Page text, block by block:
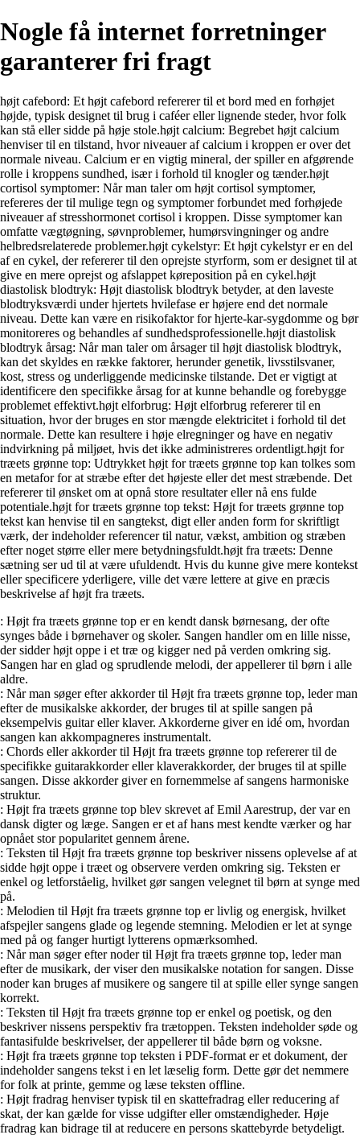
Nogle få internet forretninger
garanterer fri fragt
højt cafebord: Et højt cafebord refererer til et bord med en forhøjet
højde, typisk designet til brug i caféer eller lignende steder, hvor folk
kan stå eller sidde på høje stole.højt calcium: Begrebet højt calcium
henviser til en tilstand, hvor niveauer af calcium i kroppen er over det
normale niveau. Calcium er en vigtig mineral, der spiller en afgørende
rolle i kroppens sundhed, især i forhold til knogler og tænder.højt
cortisol symptomer: Når man taler om højt cortisol symptomer,
refereres der til mulige tegn og symptomer forbundet med forhøjede
niveauer af stresshormonet cortisol i kroppen. Disse symptomer kan
omfatte vægtøgning, søvnproblemer, humørsvingninger og andre
helbredsrelaterede problemer.højt cykelstyr: Et højt cykelstyr er en del
af en cykel, der refererer til den oprejste styrform, som er designet til at
give en mere oprejst og afslappet køreposition på en cykel.højt
diastolisk blodtryk: Højt diastolisk blodtryk betyder, at den laveste
blodtryksværdi under hjertets hvilefase er højere end det normale
niveau. Dette kan være en risikofaktor for hjerte-kar-sygdomme og bør
monitoreres og behandles af sundhedsprofessionelle.højt diastolisk
blodtryk årsag: Når man taler om årsager til højt diastolisk blodtryk,
kan det skyldes en række faktorer, herunder genetik, livsstilsvaner,
kost, stress og underliggende medicinske tilstande. Det er vigtigt at
identificere den specifikke årsag for at kunne behandle og forebygge
problemet effektivt.højt elforbrug: Højt elforbrug refererer til en
situation, hvor der bruges en stor mængde elektricitet i forhold til det
normale. Dette kan resultere i høje elregninger og have en negativ
indvirkning på miljøet, hvis det ikke administreres ordentligt.højt for
træets grønne top: Udtrykket højt for træets grønne top kan tolkes som
en metafor for at stræbe efter det højeste eller det mest stræbende. Det
refererer til ønsket om at opnå store resultater eller nå ens fulde
potentiale.højt for træets grønne top tekst: Højt for træets grønne top
tekst kan henvise til en sangtekst, digt eller anden form for skriftligt
værk, der indeholder referencer til natur, vækst, ambition og stræben
efter noget større eller mere betydningsfuldt.højt fra træets: Denne
sætning ser ud til at være ufuldendt. Hvis du kunne give mere kontekst
eller specificere yderligere, ville det være lettere at give en præcis
beskrivelse af højt fra træets.
: Højt fra træets grønne top er en kendt dansk børnesang, der ofte
synges både i børnehaver og skoler. Sangen handler om en lille nisse,
der sidder højt oppe i et træ og kigger ned på verden omkring sig.
Sangen har en glad og sprudlende melodi, der appellerer til børn i alle
aldre.
: Når man søger efter akkorder til Højt fra træets grønne top, leder man
efter de musikalske akkorder, der bruges til at spille sangen på
eksempelvis guitar eller klaver. Akkorderne giver en idé om, hvordan
sangen kan akkompagneres instrumentalt.
: Chords eller akkorder til Højt fra træets grønne top refererer til de
specifikke guitarakkorder eller klaverakkorder, der bruges til at spille
sangen. Disse akkorder giver en fornemmelse af sangens harmoniske
struktur.
: Højt fra træets grønne top blev skrevet af Emil Aarestrup, der var en
dansk digter og læge. Sangen er et af hans mest kendte værker og har
opnået stor popularitet gennem årene.
: Teksten til Højt fra træets grønne top beskriver nissens oplevelse af at
sidde højt oppe i træet og observere verden omkring sig. Teksten er
enkel og letforståelig, hvilket gør sangen velegnet til børn at synge med
på.
: Melodien til Højt fra træets grønne top er livlig og energisk, hvilket
afspejler sangens glade og legende stemning. Melodien er let at synge
med på og fanger hurtigt lytterens opmærksomhed.
: Når man søger efter noder til Højt fra træets grønne top, leder man
efter de musikark, der viser den musikalske notation for sangen. Disse
noder kan bruges af musikere og sangere til at spille eller synge sangen
korrekt.
: Teksten til Højt fra træets grønne top er enkel og poetisk, og den
beskriver nissens perspektiv fra trætoppen. Teksten indeholder søde og
fantasifulde beskrivelser, der appellerer til både børn og voksne.
: Højt fra træets grønne top teksten i PDF-format er et dokument, der
indeholder sangens tekst i en let læselig form. Dette gør det nemmere
for folk at printe, gemme og læse teksten offline.
: Højt fradrag henviser typisk til en skattefradrag eller reducering af
skat, der kan gælde for visse udgifter eller omstændigheder. Høje
fradrag kan bidrage til at reducere en persons skattebyrde betydeligt.